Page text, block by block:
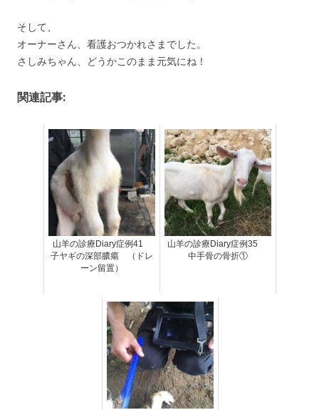
そして、
オーナーさん、看護おつかれさまでした。
さしみちゃん、どうかこのまま元気にね！
関連記事:
山羊の診療Diary症例41
子ヤギの深部膿瘍 （ドレ
ーン留置）
山羊の診療Diary症例35
中手骨の骨折①